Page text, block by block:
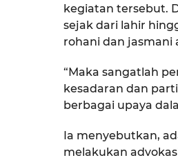
kegiatan tersebut.
sejak dari lahir
rohani dan jasmani
“Maka sangatlah
kesadaran dan
berbagai upaya
Ia menyebutkan,
melakukan